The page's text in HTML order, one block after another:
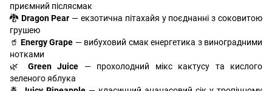
приємний післясмак
🐉 Dragon Pear — екзотична пітахайя у поєднанні з соковитою
грушею
🥤 Energy Grape — вибуховий смак енергетика з виноградними
нотками
🌿 Green Juice — прохолодний мікс кактусу та кислого
зеленого яблука